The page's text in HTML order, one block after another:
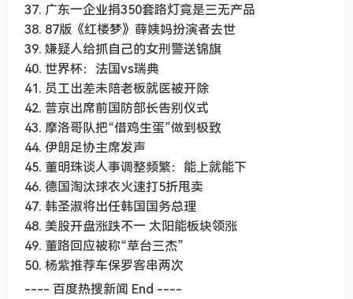
37. 广东一企业捐350套路灯竟是三无产品
38. 87版《红楼梦》薛姨妈扮演者去世
39. 嫌疑人给抓自己的女刑警送锦旗
40. 世界杯：法国vs瑞典
41. 员工出差未陪老板就医被开除
42. 普京出席前国防部长告别仪式
43. 摩洛哥队把“借鸡生蛋”做到极致
44. 伊朗足协主席发声
45. 董明珠谈人事调整频繁：能上就能下
46. 德国淘汰球衣火速打5折甩卖
47. 韩圣淑将出任韩国国务总理
48. 美股开盘涨跌不一 太阳能板块领涨
49. 董路回应被称“草台三杰”
50. 杨紫推荐车保罗客串两次
---- 百度热搜新闻 End ----